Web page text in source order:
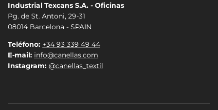
Industrial Texcans S.A. - Oficinas
Pg. de St. Antoni, 29-31
08014 Barcelona - SPAIN
Teléfono: +34 93 339 49 44
E-mail: info@canellas.com
Instagram: @canellas_textil